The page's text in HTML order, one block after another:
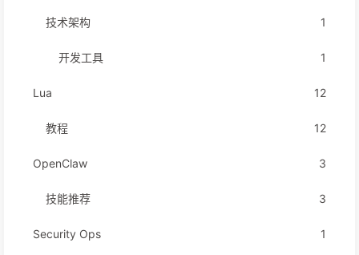
技术架构 1
开发工具 1
Lua 12
教程 12
OpenClaw 3
技能推荐 3
Security Ops 1